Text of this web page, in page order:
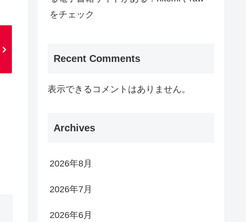
をチェック
Recent Comments
表示できるコメントはありません。
Archives
2026年8月
2026年7月
2026年6月